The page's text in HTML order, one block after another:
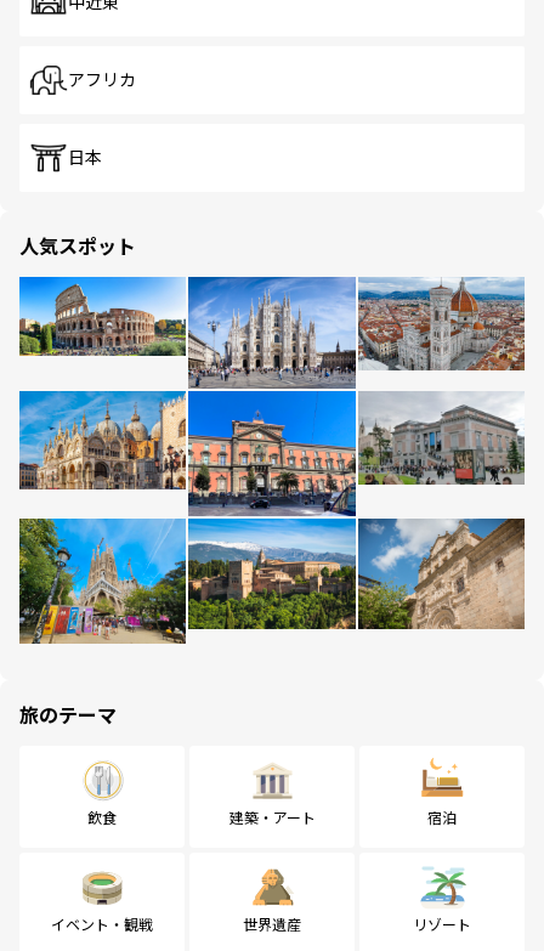
アフリカ
日本
人気スポット
旅のテーマ
飲食 建築・アート 宿泊
イベント・観戦 世界遺産 リゾート